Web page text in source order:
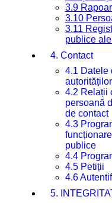
3.9
3.10
3.11
publice
4. Contact
4.1 Datele
4.2 Relații
persoană
de contact
4.3
publice
4.4
4.5 Petiții
4.6
5.